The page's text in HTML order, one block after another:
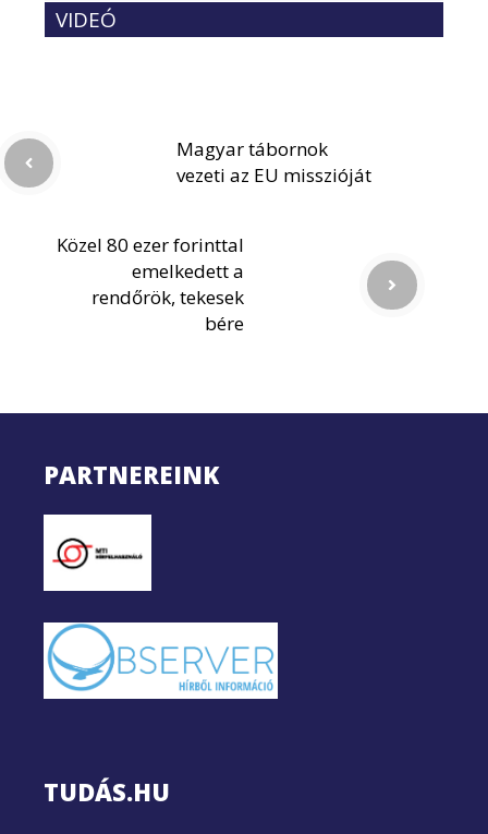
VIDEÓ
Magyar tábornok
vezeti az EU misszióját
Közel 80 ezer forinttal
emelkedett a
rendőrök, tekesek
bére
PARTNEREINK
TUDÁS.HU